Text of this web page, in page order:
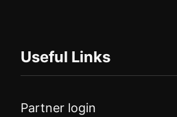
Useful Links
Partner login